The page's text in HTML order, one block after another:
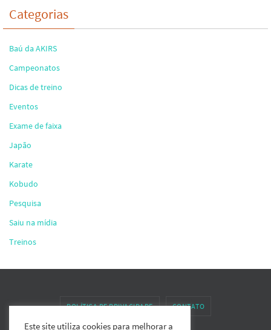
Categorias
Baú da AKIRS
Campeonatos
Dicas de treino
Eventos
Exame de faixa
Japão
Karate
Kobudo
Pesquisa
Saiu na mídia
Treinos
POLÍTICA DE PRIVACIDADE CONTATO
Este site utiliza cookies para melhorar a